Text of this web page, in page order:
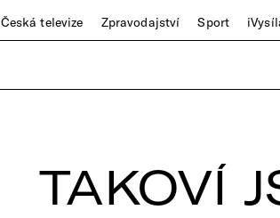
Česká televize Zpravodajství Sport
TAKOVÍ